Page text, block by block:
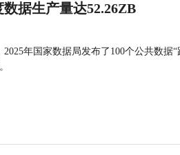
据生产量达52.26ZB
年国家数据局发布了100个公共数据